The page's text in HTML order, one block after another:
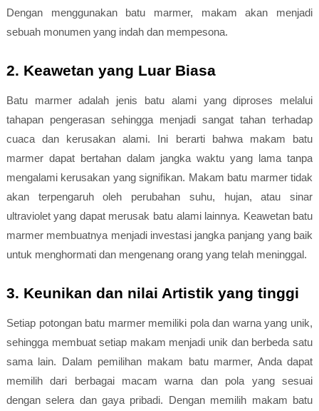
Dengan menggunakan batu marmer, makam akan menjadi
sebuah monumen yang indah dan mempesona.
2. Keawetan yang Luar Biasa
Batu marmer adalah jenis batu alami yang diproses melalui
tahapan pengerasan sehingga menjadi sangat tahan terhadap
cuaca dan kerusakan alami. Ini berarti bahwa makam batu
marmer dapat bertahan dalam jangka waktu yang lama tanpa
mengalami kerusakan yang signifikan. Makam batu marmer tidak
akan terpengaruh oleh perubahan suhu, hujan, atau sinar
ultraviolet yang dapat merusak batu alami lainnya. Keawetan batu
marmer membuatnya menjadi investasi jangka panjang yang baik
untuk menghormati dan mengenang orang yang telah meninggal.
3. Keunikan dan nilai Artistik yang tinggi
Setiap potongan batu marmer memiliki pola dan warna yang unik,
sehingga membuat setiap makam menjadi unik dan berbeda satu
sama lain. Dalam pemilihan makam batu marmer, Anda dapat
memilih dari berbagai macam warna dan pola yang sesuai
dengan selera dan gaya pribadi. Dengan memilih makam batu